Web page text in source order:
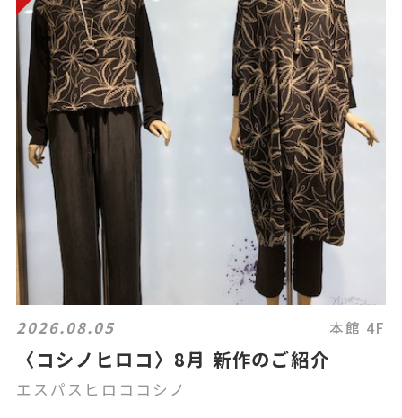
2026.08.05 本館 4F
〈コシノヒロコ〉8月 新作のご紹介
エスパスヒロココシノ